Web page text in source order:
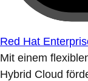
Red Hat
Mit einem
Hybrid Cloud